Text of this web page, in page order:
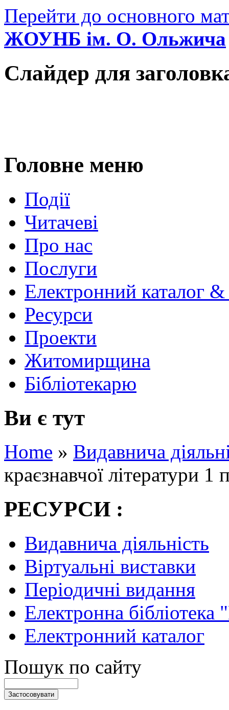
Перейти до основного
ЖОУНБ ім. О. Ольжича
Слайдер для
Головне меню
Події
Читачеві
Про нас
Послуги
Електронний каталог
Ресурси
Проекти
Житомирщина
Бібліотекарю
Ви є тут
Home » Видавнича
краєзнавчої літератури 1
РЕСУРСИ :
Видавнича діяльність
Віртуальні виставки
Періодичні видання
Електронна
Електронний каталог
Пошук по сайту